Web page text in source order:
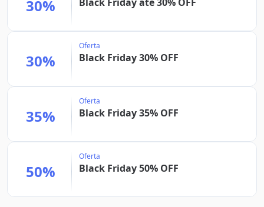
30%
30%
Oferta
Black Friday 30% OFF
35%
Oferta
Black Friday 35% OFF
50%
Oferta
Black Friday 50% OFF